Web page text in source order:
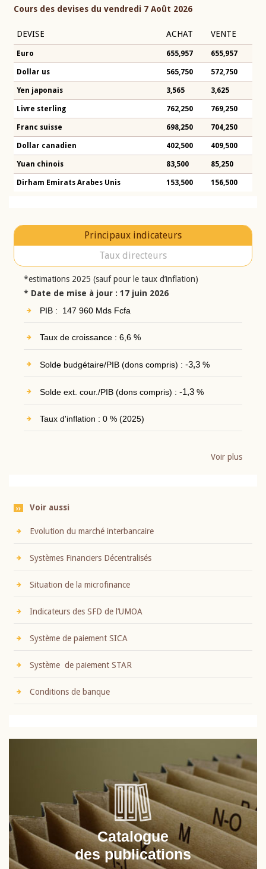
Cours des devises du vendredi 7 Août 2026
DEVISE ACHAT VENTE
Euro 655,957 655,957
Dollar us 565,750 572,750
Yen japonais 3,565 3,625
Livre sterling 762,250 769,250
Franc suisse 698,250 704,250
Dollar canadien 402,500 409,500
Yuan chinois 83,500 85,250
Dirham Emirats Arabes Unis 153,500 156,500
Principaux indicateurs
Taux directeurs
*estimations 2025 (sauf pour le taux d’inflation)
* Date de mise à jour : 17 juin 2026
PIB : 147 960 Mds Fcfa
Taux de croissance : 6,6 %
Solde budgétaire/PIB (dons compris) : -3,3%
Solde ext. cour./PIB (dons compris) : -1,3%
Taux d'inflation : 0 % (2025)
Voir plus
Voir aussi
Evolution du marché interbancaire
Systèmes Financiers Décentralisés
Situation de la microfinance
Indicateurs des SFD de l’UMOA
Système de paiement SICA
Système de paiement STAR
Conditions de banque
Catalogue
des publications